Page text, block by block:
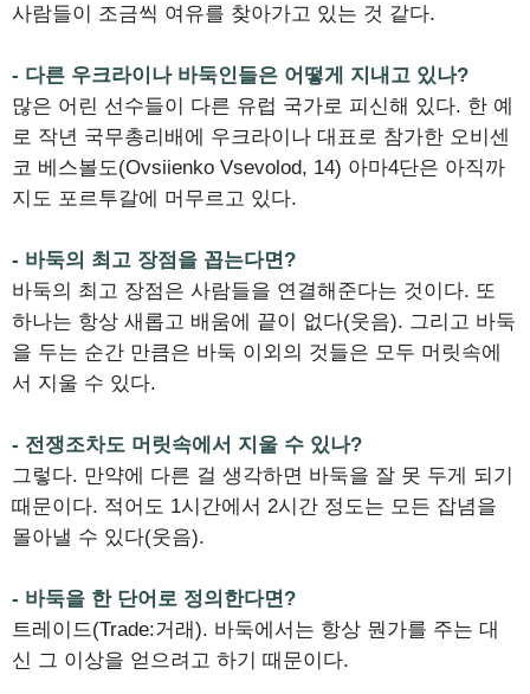
사람들이 조금씩 여유를 찾아가고 있는 것 같다.
- 다른 우크라이나 바둑인들은 어떻게 지내고 있나?
많은 어린 선수들이 다른 유럽 국가로 피신해 있다. 한 예
로 작년 국무총리배에 우크라이나 대표로 참가한 오비센
코 베스볼도(Ovsiienko Vsevolod, 14) 아마4단은 아직까
지도 포르투갈에 머무르고 있다.
- 바둑의 최고 장점을 꼽는다면?
바둑의 최고 장점은 사람들을 연결해준다는 것이다. 또
하나는 항상 새롭고 배움에 끝이 없다(웃음). 그리고 바둑
을 두는 순간 만큼은 바둑 이외의 것들은 모두 머릿속에
서 지울 수 있다.
- 전쟁조차도 머릿속에서 지울 수 있나?
그렇다. 만약에 다른 걸 생각하면 바둑을 잘 못 두게 되기
때문이다. 적어도 1시간에서 2시간 정도는 모든 잡념을
몰아낼 수 있다(웃음).
- 바둑을 한 단어로 정의한다면?
트레이드(Trade:거래). 바둑에서는 항상 뭔가를 주는 대
신 그 이상을 얻으려고 하기 때문이다.